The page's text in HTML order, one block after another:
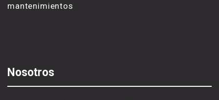
mantenimientos
Nosotros